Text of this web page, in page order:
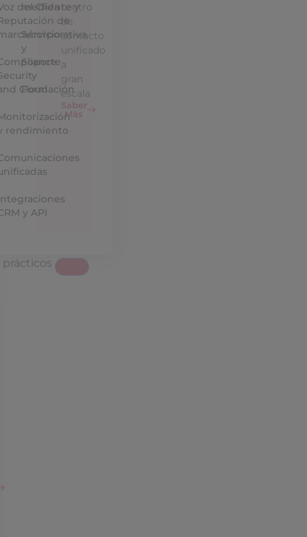
del Cliente y
de
corporativa
Cloud
rendimiento
y API
medida
Servicio
y
Soporte
Formación
centro
de
contacto
unificado
a
gran
escala
Saber
Más
prácticos